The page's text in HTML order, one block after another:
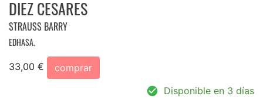
DIEZ CESARES
STRAUSS BARRY
EDHASA.
33,00 €
comprar
Disponible en 3 días